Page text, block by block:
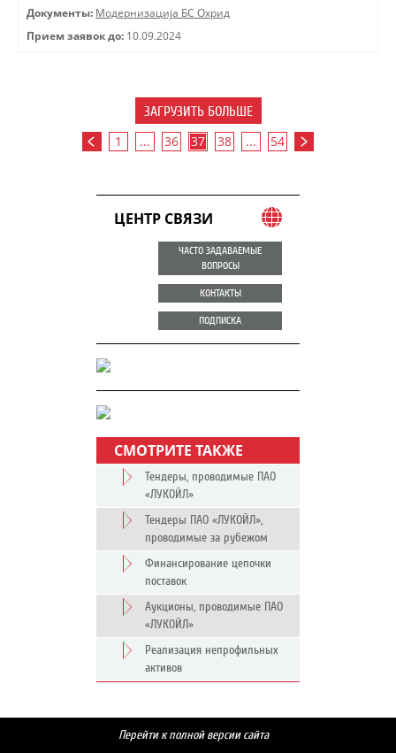
Документы: Модернизација БС Охрид
Прием заявок до: 10.09.2024
ЗАГРУЗИТЬ БОЛЬШЕ
1 ... 36 37 38 ... 54
ЦЕНТР СВЯЗИ
ЧАСТО ЗАДАВАЕМЫЕ
ВОПРОСЫ
КОНТАКТЫ
ПОДПИСКА
СМОТРИТЕ ТАКЖЕ
Тендеры, проводимые ПАО
«ЛУКОЙЛ»
Тендеры ПАО «ЛУКОЙЛ»,
проводимые за рубежом
Финансирование цепочки
поставок
Аукционы, проводимые ПАО
«ЛУКОЙЛ»
Реализация непрофильных
активов
Перейти к полной версии сайта